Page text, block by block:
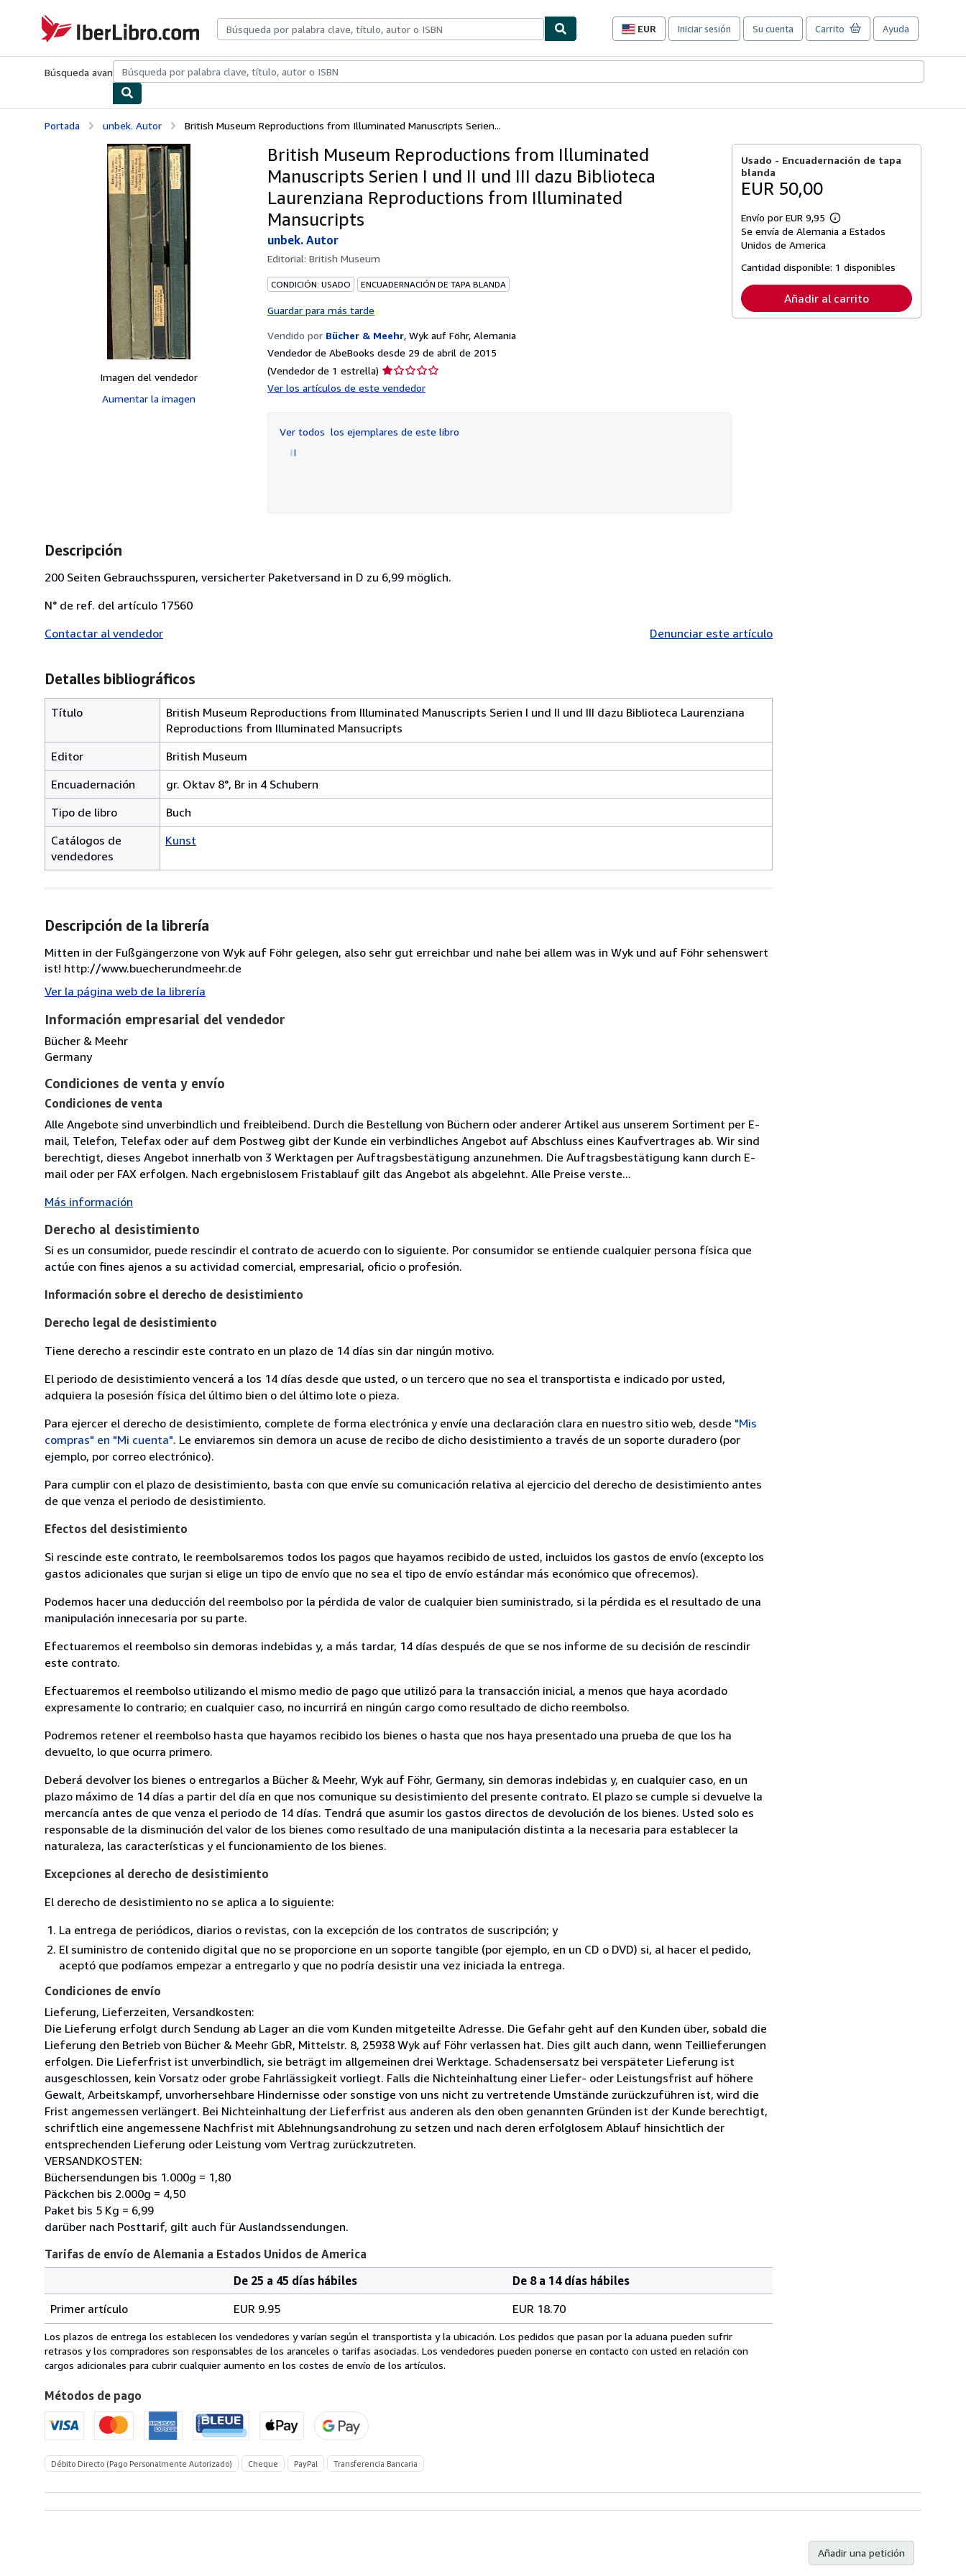
IberLibro.com
EUR
Preferencias
compra
sitio.
Iniciar sesión Su cuenta Carrito Ayuda
Búsqueda avanzadaColecciones Libros antiguosArte y coleccionismo
Portada unbek. Autor British Museum Reproductions from Illuminated Manuscripts Serien...
Imagen del vendedor
Aumentar la imagen
British Museum Reproductions from Illuminated
Manuscripts Serien I und II und III dazu Biblioteca
Laurenziana Reproductions from Illuminated
Mansucripts
unbek. Autor
Editorial: British Museum
CONDICIÓN: USADO ENCUADERNACIÓN DE TAPA BLANDA
Guardar para más tarde
Vendido por Bücher & Meehr, Wyk auf Föhr, Alemania
Vendedor de AbeBooks desde 29 de abril de 2015
(Vendedor de 1 estrella) Calificación
Ver los artículos de este vendedor
Ver todos los ejemplares de este libro
Usado - Encuadernación de tapa
blanda
EUR 50,00
Envío por EUR 9,95
Más
información
tarifas
envío
Se envía de Alemania a Estados
Unidos de America
Cantidad disponible: 1 disponibles
Añadir al carrito
Descripción
200 Seiten Gebrauchsspuren, versicherter Paketversand in D zu 6,99 möglich.
N° de ref. del artículo 17560
Contactar al vendedor
Denunciar este artículo
Detalles bibliográficos
Título
British Museum Reproductions from Illuminated Manuscripts Serien I und II und III dazu Biblioteca Laurenziana
Reproductions from Illuminated Mansucripts
Editor
British Museum
Encuadernación
gr. Oktav 8°, Br in 4 Schubern
Tipo de libro
Buch
Catálogos de
vendedores
Kunst
Descripción de la librería
Mitten in der Fußgängerzone von Wyk auf Föhr gelegen, also sehr gut erreichbar und nahe bei allem was in Wyk und auf Föhr sehenswert
ist! http://www.buecherundmeehr.de
Ver la página web de la librería
Información empresarial del vendedor
Bücher & Meehr
Germany
Condiciones de venta y envío
Condiciones de venta
Alle Angebote sind unverbindlich und freibleibend. Durch die Bestellung von Büchern oder anderer Artikel aus unserem Sortiment per E-
mail, Telefon, Telefax oder auf dem Postweg gibt der Kunde ein verbindliches Angebot auf Abschluss eines Kaufvertrages ab. Wir sind
berechtigt, dieses Angebot innerhalb von 3 Werktagen per Auftragsbestätigung anzunehmen. Die Auftragsbestätigung kann durch E-
mail oder per FAX erfolgen. Nach ergebnislosem Fristablauf gilt das Angebot als abgelehnt. Alle Preise verste...
Más información
Derecho al desistimiento
Si es un consumidor, puede rescindir el contrato de acuerdo con lo siguiente. Por consumidor se entiende cualquier persona física que
actúe con fines ajenos a su actividad comercial, empresarial, oficio o profesión.
Información sobre el derecho de desistimiento
Derecho legal de desistimiento
Tiene derecho a rescindir este contrato en un plazo de 14 días sin dar ningún motivo.
El periodo de desistimiento vencerá a los 14 días desde que usted, o un tercero que no sea el transportista e indicado por usted,
adquiera la posesión física del último bien o del último lote o pieza.
Para ejercer el derecho de desistimiento, complete de forma electrónica y envíe una declaración clara en nuestro sitio web, desde "Mis
compras" en "Mi cuenta". Le enviaremos sin demora un acuse de recibo de dicho desistimiento a través de un soporte duradero (por
ejemplo, por correo electrónico).
Para cumplir con el plazo de desistimiento, basta con que envíe su comunicación relativa al ejercicio del derecho de desistimiento antes
de que venza el periodo de desistimiento.
Efectos del desistimiento
Si rescinde este contrato, le reembolsaremos todos los pagos que hayamos recibido de usted, incluidos los gastos de envío (excepto los
gastos adicionales que surjan si elige un tipo de envío que no sea el tipo de envío estándar más económico que ofrecemos).
Podemos hacer una deducción del reembolso por la pérdida de valor de cualquier bien suministrado, si la pérdida es el resultado de una
manipulación innecesaria por su parte.
Efectuaremos el reembolso sin demoras indebidas y, a más tardar, 14 días después de que se nos informe de su decisión de rescindir
este contrato.
Efectuaremos el reembolso utilizando el mismo medio de pago que utilizó para la transacción inicial, a menos que haya acordado
expresamente lo contrario; en cualquier caso, no incurrirá en ningún cargo como resultado de dicho reembolso.
Podremos retener el reembolso hasta que hayamos recibido los bienes o hasta que nos haya presentado una prueba de que los ha
devuelto, lo que ocurra primero.
Deberá devolver los bienes o entregarlos a Bücher & Meehr, Wyk auf Föhr, Germany, sin demoras indebidas y, en cualquier caso, en un
plazo máximo de 14 días a partir del día en que nos comunique su desistimiento del presente contrato. El plazo se cumple si devuelve la
mercancía antes de que venza el periodo de 14 días. Tendrá que asumir los gastos directos de devolución de los bienes. Usted solo es
responsable de la disminución del valor de los bienes como resultado de una manipulación distinta a la necesaria para establecer la
naturaleza, las características y el funcionamiento de los bienes.
Excepciones al derecho de desistimiento
El derecho de desistimiento no se aplica a lo siguiente:
La entrega de periódicos, diarios o revistas, con la excepción de los contratos de suscripción; y
El suministro de contenido digital que no se proporcione en un soporte tangible (por ejemplo, en un CD o DVD) si, al hacer el pedido,
aceptó que podíamos empezar a entregarlo y que no podría desistir una vez iniciada la entrega.
Condiciones de envío
Lieferung, Lieferzeiten, Versandkosten:
Die Lieferung erfolgt durch Sendung ab Lager an die vom Kunden mitgeteilte Adresse. Die Gefahr geht auf den Kunden über, sobald die
Lieferung den Betrieb von Bücher & Meehr GbR, Mittelstr. 8, 25938 Wyk auf Föhr verlassen hat. Dies gilt auch dann, wenn Teillieferungen
erfolgen. Die Lieferfrist ist unverbindlich, sie beträgt im allgemeinen drei Werktage. Schadensersatz bei verspäteter Lieferung ist
ausgeschlossen, kein Vorsatz oder grobe Fahrlässigkeit vorliegt. Falls die Nichteinhaltung einer Liefer- oder Leistungsfrist auf höhere
Gewalt, Arbeitskampf, unvorhersehbare Hindernisse oder sonstige von uns nicht zu vertretende Umstände zurückzuführen ist, wird die
Frist angemessen verlängert. Bei Nichteinhaltung der Lieferfrist aus anderen als den oben genannten Gründen ist der Kunde berechtigt,
schriftlich eine angemessene Nachfrist mit Ablehnungsandrohung zu setzen und nach deren erfolglosem Ablauf hinsichtlich der
entsprechenden Lieferung oder Leistung vom Vertrag zurückzutreten.
VERSANDKOSTEN:
Büchersendungen bis 1.000g = 1,80
Päckchen bis 2.000g = 4,50
Paket bis 5 Kg = 6,99
darüber nach Posttarif, gilt auch für Auslandssendungen.
Tarifas de envío de Alemania a Estados Unidos de America
de
envío
de
Alemania
Estados
Unidos
de
America
pedido
De 25 a 45 días hábiles
De 8 a 14 días hábiles
Primer artículo
EUR 9.95 EUR 18.70
Los plazos de entrega los establecen los vendedores y varían según el transportista y la ubicación. Los pedidos que pasan por la aduana pueden sufrir
retrasos y los compradores son responsables de los aranceles o tarifas asociadas. Los vendedores pueden ponerse en contacto con usted en relación con
cargos adicionales para cubrir cualquier aumento en los costes de envío de los artículos.
Métodos de pago
Débito Directo (Pago Personalmente Autorizado) Cheque PayPal Transferencia Bancaria
Añadir una petición